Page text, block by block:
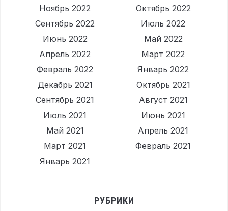
Ноябрь 2022
Октябрь 2022
Сентябрь 2022
Июль 2022
Июнь 2022
Май 2022
Апрель 2022
Март 2022
Февраль 2022
Январь 2022
Декабрь 2021
Октябрь 2021
Сентябрь 2021
Август 2021
Июль 2021
Июнь 2021
Май 2021
Апрель 2021
Март 2021
Февраль 2021
Январь 2021
РУБРИКИ